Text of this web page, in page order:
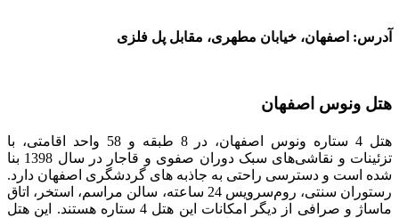
آدرس: اصفهان، خیابان مطهری، مقابل پل فلزی
هتل ونوس اصفهان
هتل 4 ستاره ونوس اصفهان، در 8 طبقه و 58 واحد اقامتی، با
تزئینات و نقاشی‌های سبک دوران صفوی و قاجار در سال 1398 بنا
شده است و دسترسی راحتی به جاذبه های گردشگری اصفهان دارد.
رستوران سنتی، روم‌سرویس 24 ساعته، سالن مراسم، استخر، اتاق
ماساژ و صرافی از دیگر امکانات این هتل 4 ستاره هستند. این هتل